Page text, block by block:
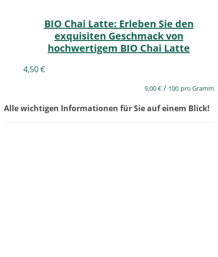
BIO Chai Latte: Erleben Sie den
exquisiten Geschmack von
hochwertigem BIO Chai Latte
4,50€
9,00€ / 100 pro Gramm
Alle wichtigen Informationen für Sie auf einem Blick!